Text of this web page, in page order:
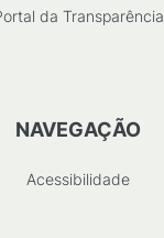
da Transparência
NAVEGAÇÃO
Acessibilidade